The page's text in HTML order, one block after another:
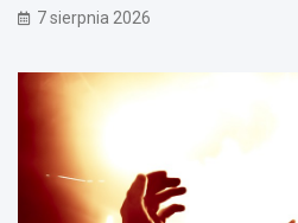
7 sierpnia 2026